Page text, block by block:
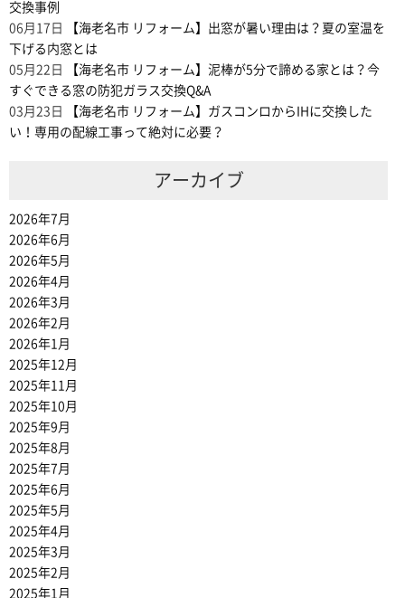
交換事例
06月17日
【海老名市 リフォーム】出窓が暑い理由は？夏の室温を
下げる内窓とは
05月22日
【海老名市 リフォーム】泥棒が5分で諦める家とは？今
すぐできる窓の防犯ガラス交換Q&A
03月23日
【海老名市 リフォーム】ガスコンロからIHに交換した
い！専用の配線工事って絶対に必要？
アーカイブ
2026年7月
2026年6月
2026年5月
2026年4月
2026年3月
2026年2月
2026年1月
2025年12月
2025年11月
2025年10月
2025年9月
2025年8月
2025年7月
2025年6月
2025年5月
2025年4月
2025年3月
2025年2月
2025年1月